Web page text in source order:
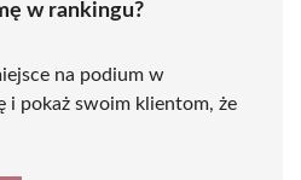
w rankingu?
na podium w
i pokaż swoim klientom, że